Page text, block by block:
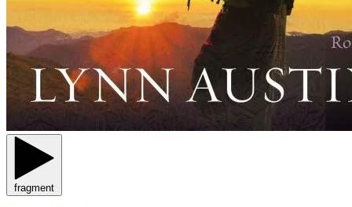
fragment